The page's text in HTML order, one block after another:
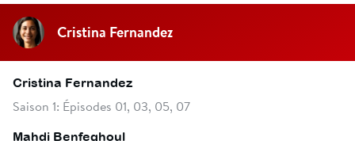
Cristina Fernandez
Cristina Fernandez
Saison 1: Épisodes 01, 03, 05, 07
Mahdi Benfeghoul